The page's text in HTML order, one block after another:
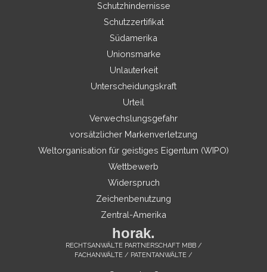
Schutzhindernisse
Schutzzertifikat
Südamerika
Unionsmarke
Unlauterkeit
Unterscheidungskraft
Urteil
Verwechslungsgefahr
vorsätzlicher Markenverletzung
Weltorganisation für geistiges Eigentum (WIPO)
Wettbewerb
Widerspruch
Zeichenbenutzung
Zentral-Amerika
horak.
RECHTSANWÄLTE PARTNERSCHAFT MBB /
FACHANWÄLTE / PATENTANWÄLTE /